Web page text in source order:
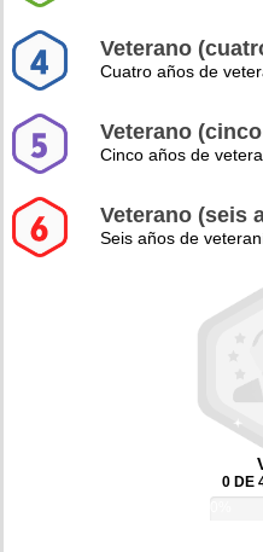
Veterano
Cuatro años de
Veterano
Cinco años de
Veterano (seis
Seis años de
0 DE